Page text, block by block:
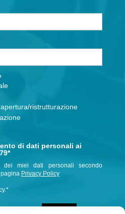
ristrutturazione
di dati personali ai
dei miei dati personali secondo
Privacy Policy
*